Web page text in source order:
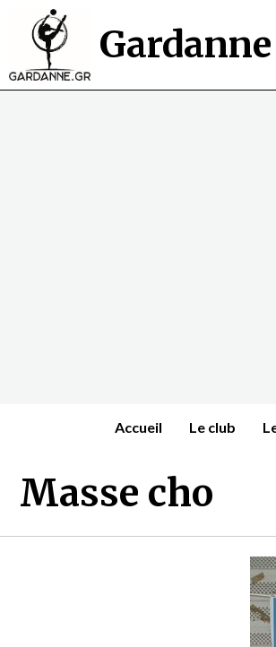
Gardanne
Accueil Le club
Masse cho